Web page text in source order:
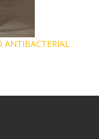
ANTIBACTERIAL